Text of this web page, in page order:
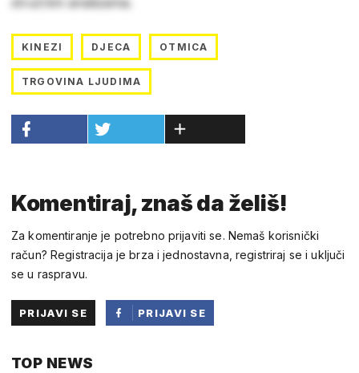
KINEZI DJECA OTMICA
TRGOVINA LJUDIMA
Komentiraj, znaš da želiš!
Za komentiranje je potrebno prijaviti se. Nemaš korisnički
račun? Registracija je brza i jednostavna, registriraj se i uključi
se u raspravu.
PRIJAVI SE
PRIJAVI SE
TOP NEWS